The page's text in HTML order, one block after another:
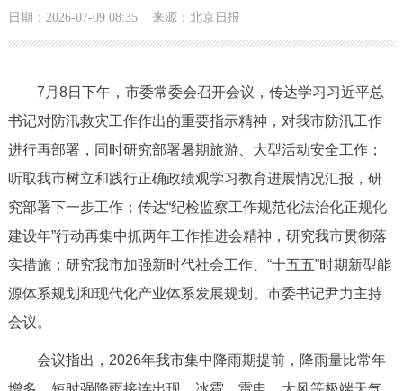
政务公开
市领导 机构职能 政策服务
政策兑现 政策解读 回应关切
决策公开 专题公开
政务服务
个人服务 法人服务 部门服务
日期：2026-07-09 08:35 来源：北京日报
7月8日下午，市委常委会召开会议，传达学习习近平总
书记对防汛救灾工作作出的重要指示精神，对我市防汛工作
进行再部署，同时研究部署暑期旅游、大型活动安全工作；
听取我市树立和践行正确政绩观学习教育进展情况汇报，研
究部署下一步工作；传达“纪检监察工作规范化法治化正规化
建设年”行动再集中抓两年工作推进会精神，研究我市贯彻落
实措施；研究我市加强新时代社会工作、“十五五”时期新型能
源体系规划和现代化产业体系发展规划。市委书记尹力主持
会议。
会议指出，2026年我市集中降雨期提前，降雨量比常年